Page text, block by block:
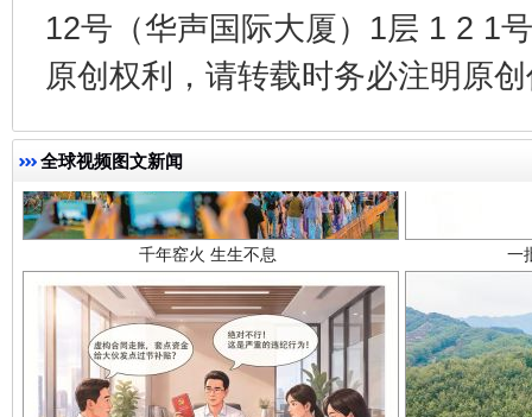
12号（华声国际大厦）1层 1 2 1
原创权利，请转载时务必注明原
全球视频图文新闻